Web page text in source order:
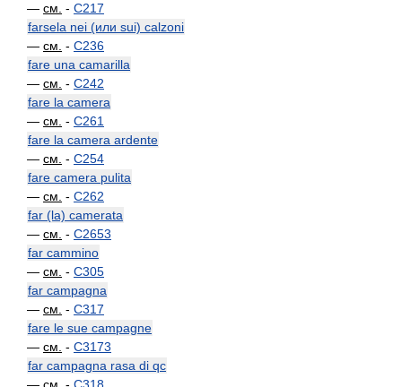
— см. - C217
farsela nei (или sui) calzoni
— см. - C236
fare una camarilla
— см. - C242
fare la camera
— см. - C261
fare la camera ardente
— см. - C254
fare camera pulita
— см. - C262
far (la) camerata
— см. - C2653
far cammino
— см. - C305
far campagna
— см. - C317
fare le sue campagne
— см. - C3173
far campagna rasa di qc